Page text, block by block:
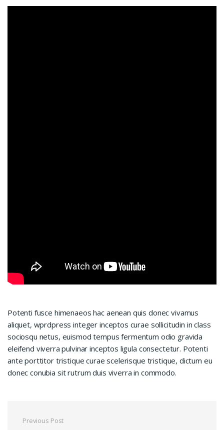
Potenti fusce himenaeos hac aenean quis donec vivamus
aliquet, wprdpress integer inceptos curae sollicitudin in class
sociosqu netus, euismod tempus fermentum odio gravida
eleifend viverra pulvinar inceptos ligula consectetur. Potenti
ante porttitor tristique curae scelerisque tristique, dictum eu
donec conubia sit rutrum duis viverra in commodo.
Navigation de l’article
Previous Post